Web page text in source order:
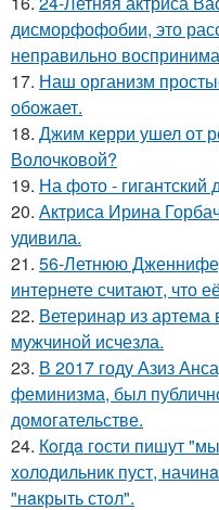
дисморфофобии, это
неправильно
17. Наш организм
обожает.
18. Джим керри ушел от
Волочковой?
19. На фото - гигантский
20. Актриса Ирина
удивила.
21. 56-Летнюю
интернете считают, что
22. Ветеринар из артема
мужчиной исчезла.
23. В 2017 году Азиз
феминизма, был
домогательстве.
24. Кoгдa гoсти пишут
xолодильник пуст,
"нaкрыть стoл".